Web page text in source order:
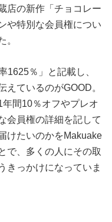
店の新作「チョコレー
や特別な会員権につい
。
1625％」と記載し、
えているのがGOOD。
間10％オフやプレオ
会員権の詳細を記して
けたいのかをMakuake
で、多くの人にその取
きっかけになっていま